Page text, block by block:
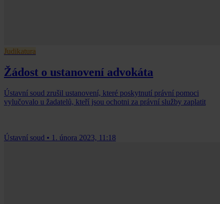
Judikatura
Žádost o ustanovení advokáta
Ústavní soud zrušil ustanovení, které poskytnutí právní pomoci
vylučovalo u žadatelů, kteří jsou ochotni za právní služby zaplatit
Ústavní soud • 1. února 2023, 11:18